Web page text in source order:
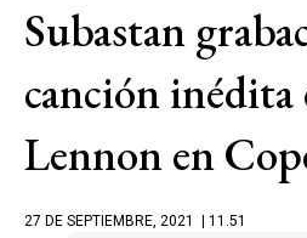
Subastan
canción inédita
Lennon en
27 DE SEPTIEMBRE, 2021 | 11.51